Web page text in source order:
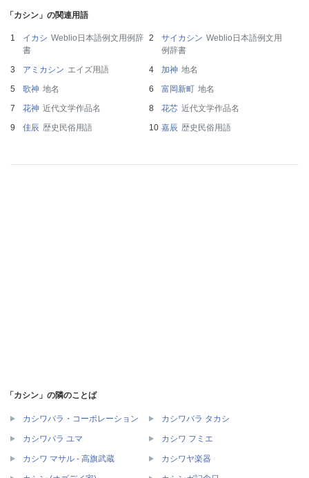
「カシン」の関連用語
イカシ Weblio日本語例文用例辞
書
サイカシン Weblio日本語例文用
例辞書
アミカシン エイズ用語 加神 地名
歌神 地名 富岡新町 地名
花神 近代文学作品名 花芯 近代文学作品名
佳辰 歴史民俗用語 嘉辰 歴史民俗用語
「カシン」の隣のことば
カシワバラ・コーポレーション カシワバラ タカシ
カシワバラ ユマ カシワ フミエ
カシワ マサル - 高旗武蔵 カシワヤ楽器